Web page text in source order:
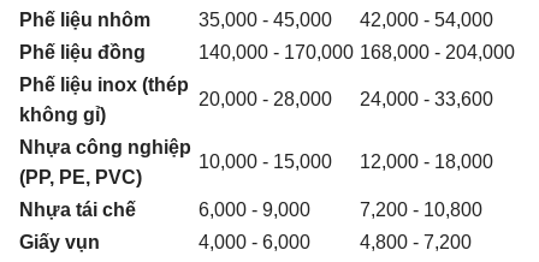
Phế liệu nhôm
35,000 - 45,000
42,000 - 54,000
Phế liệu đồng
140,000 - 170,000 168,000 - 204,000
Phế liệu inox (thép
không gỉ)
20,000 - 28,000 24,000 - 33,600
Nhựa công nghiệp
(PP, PE, PVC)
10,000 - 15,000 12,000 - 18,000
Nhựa tái chế 6,000 - 9,000
7,200 - 10,800
Giấy vụn
4,000 - 6,000
4,800 - 7,200